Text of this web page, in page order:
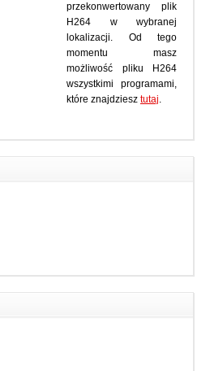
przekonwertowany plik
H264 w wybranej
lokalizacji. Od tego
momentu masz
możliwość pliku H264
wszystkimi programami,
które znajdziesz tutaj.